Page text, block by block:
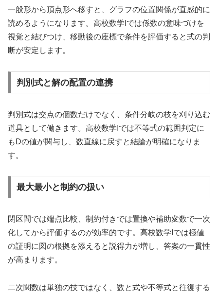
一般形から頂点形へ移すと、グラフの位置関係が直感的に
読めるようになります。高校数学Iでは係数の意味づけを
視覚と結びつけ、移動後の座標で条件を評価すると式の判
断が安定します。
判別式と解の配置の連携
判別式は交点の個数だけでなく、条件分岐の枝を刈り込む
道具として働きます。高校数学Iでは不等式の範囲判定に
もDの値が関与し、数直線に戻すと結論が明確になりま
す。
最大最小と制約の扱い
閉区間では端点比較、制約付きでは置換や補助変数で一次
化してから評価するのが効率的です。高校数学Iでは極値
の証明に図の根拠を添えると説得力が増し、答案の一貫性
が高まります。
二次関数は単独の技ではなく、数と式や不等式と往復する